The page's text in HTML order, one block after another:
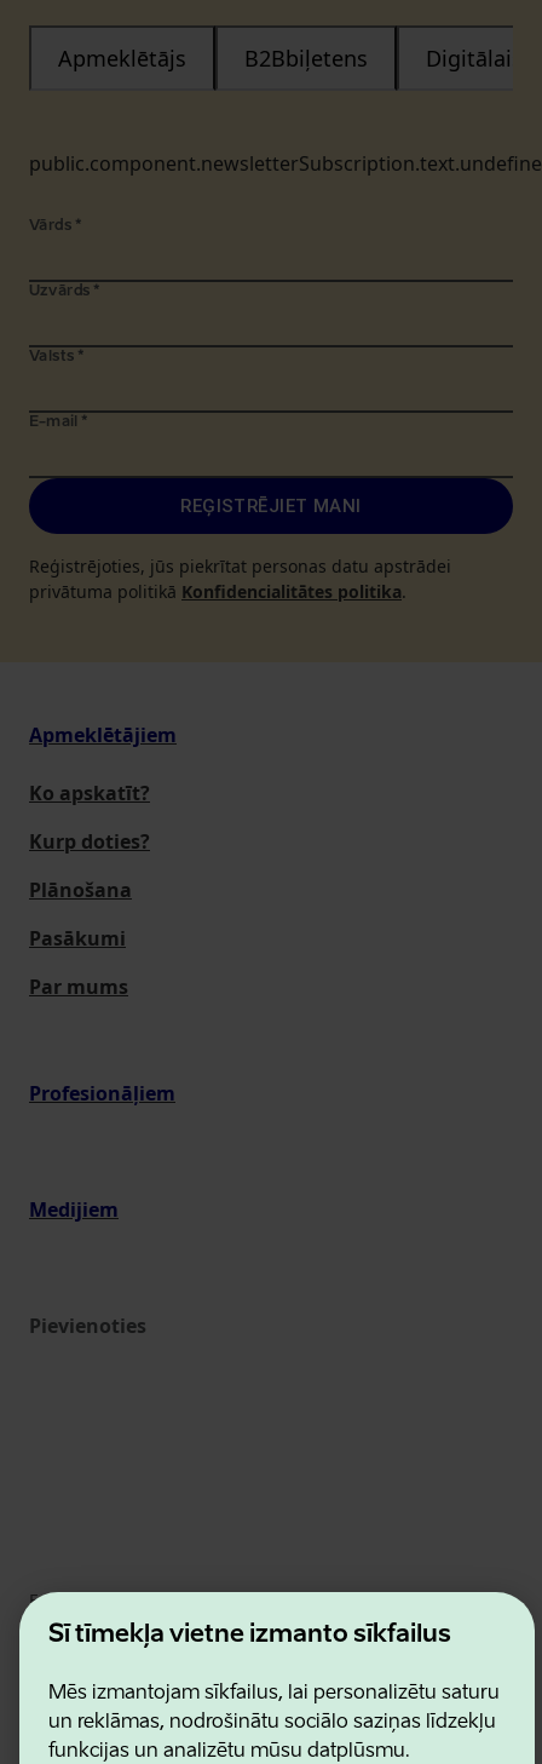
Šī tīmekļa vietne izmanto sīkfailus
Mēs izmantojam sīkfailus, lai personalizētu saturu
un reklāmas, nodrošinātu sociālo saziņas līdzekļu
funkcijas un analizētu mūsu datplūsmu.
Apmeklētājs B2Bbiļetens Digitālais
Vārds *
Uzvārds *
Valsts *
E-mail *
REĢISTRĒJIET MANI
Reģistrējoties, jūs piekrītat personas datu apstrādei
privātuma politikā Konfidencialitātes politika.
Apmeklētājiem
Ko apskatīt?
Kurp doties?
Plānošana
Pasākumi
Par mums
Profesionāļiem
Medijiem
Pievienoties
Estonian Business and Innovation Agency
Kontakti
Sadarbības partneri
Sīkdatņu un konfidencialitātes politika